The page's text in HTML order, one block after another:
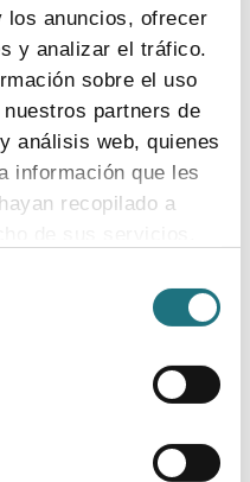
los anuncios, ofrecer
y analizar el tráfico.
sobre el uso
partners de
análisis web, quienes
información que les
recopilado a
acceder a nuestra
industria